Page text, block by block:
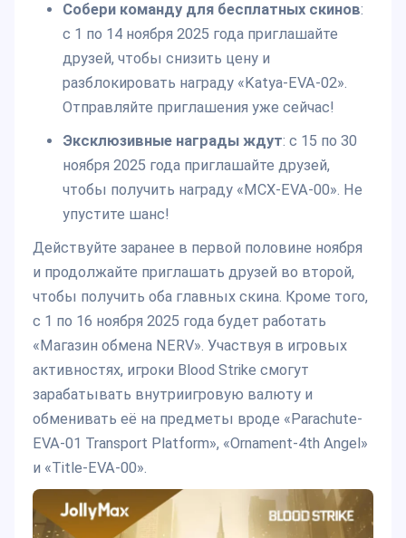
Собери команду для бесплатных скинов:
с 1 по 14 ноября 2025 года приглашайте
друзей, чтобы снизить цену и
разблокировать награду «Katya-EVA-02».
Отправляйте приглашения уже сейчас!
Эксклюзивные награды ждут: с 15 по 30
ноября 2025 года приглашайте друзей,
чтобы получить награду «MCX-EVA-00». Не
упустите шанс!
Действуйте заранее в первой половине ноября
и продолжайте приглашать друзей во второй,
чтобы получить оба главных скина. Кроме того,
с 1 по 16 ноября 2025 года будет работать
«Магазин обмена NERV». Участвуя в игровых
активностях, игроки Blood Strike смогут
зарабатывать внутриигровую валюту и
обменивать её на предметы вроде «Parachute-
EVA-01 Transport Platform», «Ornament-4th Angel»
и «Title-EVA-00».